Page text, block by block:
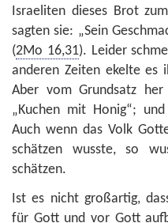
Israeliten dieses Brot
sagten sie: „Sein
(2Mo 16,31). Leider
anderen Zeiten ekelte es
Aber vom Grundsatz
„Kuchen mit Honig“;
Auch wenn das Volk
schätzen wusste, so
schätzen.
Ist es nicht großartig,
für Gott und vor Gott